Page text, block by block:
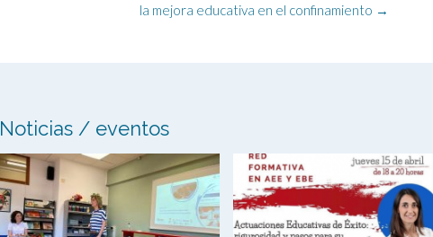
la mejora educativa en el confinamiento →
Noticias / eventos